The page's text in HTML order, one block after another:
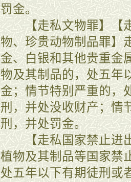
罚金。
【走私文物罪】【走
物、珍贵动物制品罪】
金、白银和其他贵重金
物及其制品的，处五年
金；情节特别严重的，
刑，并处没收财产；情
刑，并处罚金。
【走私国家禁止进出
植物及其制品等国家禁
处五年以下有期徒刑或